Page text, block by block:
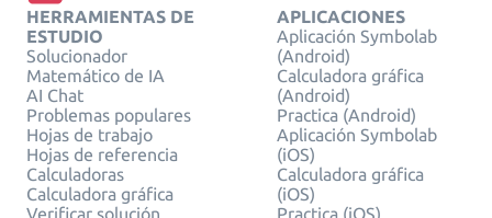
HERRAMIENTAS DE
ESTUDIO
Solucionador
Matemático de IA
AI Chat
Problemas populares
Hojas de trabajo
Hojas de referencia
Calculadoras
Calculadora gráfica
APLICACIONES
Aplicación Symbolab
(Android)
Calculadora gráfica
(Android)
Practica (Android)
Aplicación Symbolab
(iOS)
Calculadora gráfica
(iOS)